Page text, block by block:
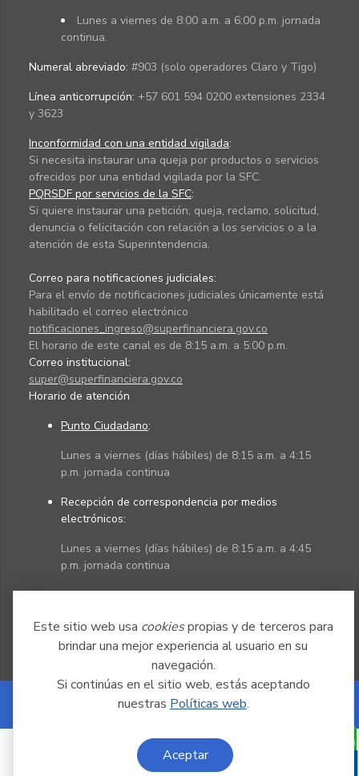
Este sitio web usa cookiespropias y de terceros para
brindar una mejor experiencia al usuario en su
navegación.
Si continúas en el sitio web, estás aceptando
nuestras Políticas web.
Aceptar
Lunes a viernes de 8:00 a.m. a 6:00 p.m. jornada
continua.
Numeral abreviado: #903 (solo operadores Claro y Tigo)
Línea anticorrupción: +57 601 594 0200 extensiones 2334
y 3623
Inconformidad con una entidad vigilada:
Si necesita instaurar una queja por productos o servicios
ofrecidos por una entidad vigilada por la SFC.
PQRSDF por servicios de la SFC:
Si quiere instaurar una petición, queja, reclamo, solicitud,
denuncia o felicitación con relación a los servicios o a la
atención de esta Superintendencia.
Correo para notificaciones judiciales:
Para el envío de notificaciones judiciales únicamente está
habilitado el correo electrónico
notificaciones_ingreso@superfinanciera.gov.co
El horario de este canal es de 8:15 a.m. a 5:00 p.m.
Correo institucional:
super@superfinanciera.gov.co
Horario de atención
Punto Ciudadano:
Lunes a viernes (días hábiles) de 8:15 a.m. a 4:15
p.m. jornada continua
Recepción de correspondencia por medios
electrónicos:
Lunes a viernes (días hábiles) de 8:15 a.m. a 4:45
p.m. jornada continua
Powered by Nexura